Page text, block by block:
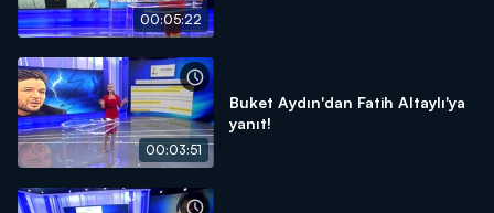
00:05:22
00:03:51
Buket Aydın'dan Fatih Altaylı'ya
yanıt!